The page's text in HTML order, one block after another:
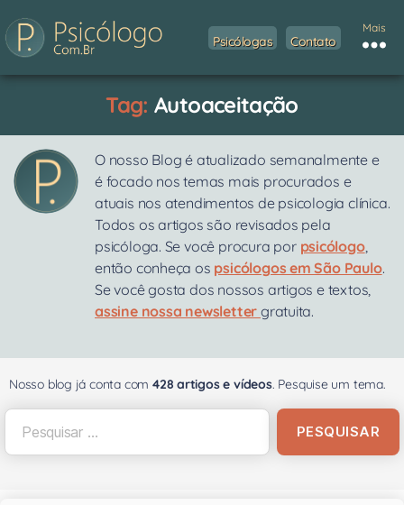
Psicólogas Contato
Mais
Tag: Autoaceitação
O nosso Blog é atualizado semanalmente e
é focado nos temas mais procurados e
atuais nos atendimentos de psicologia clínica.
Todos os artigos são revisados pela
psicóloga. Se você procura por psicólogo,
então conheça os psicólogos em São Paulo.
Se você gosta dos nossos artigos e textos,
assine nossa newsletter gratuita.
Nosso blog já conta com 428 artigos e vídeos. Pesquise um tema.